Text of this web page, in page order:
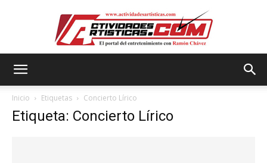
Inicio Etiquetas Concierto Lírico
Etiqueta: Concierto Lírico